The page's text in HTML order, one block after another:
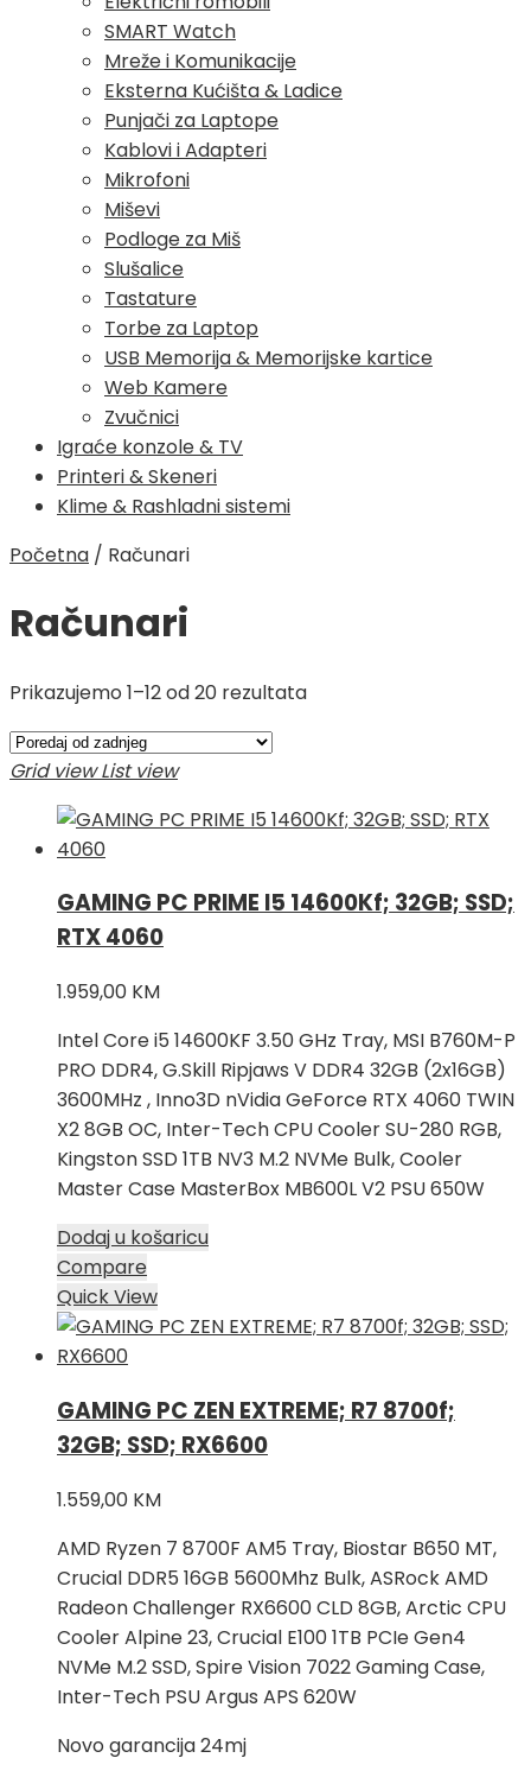
SMART Watch
Mreže i Komunikacije
Eksterna Kućišta & Ladice
Punjači za Laptope
Kablovi i Adapteri
Mikrofoni
Miševi
Podloge za Miš
Slušalice
Tastature
Torbe za Laptop
USB Memorija & Memorijske kartice
Web Kamere
Zvučnici
Igraće konzole & TV
Printeri & Skeneri
Klime & Rashladni sistemi
Početna / Računari
Računari
Prikazujemo 1–12 od 20 rezultataPoredano
Grid view List view
GAMING PC PRIME I5 14600Kf; 32GB; SSD;
RTX 4060
1.959,00 KM
Intel Core i5 14600KF 3.50 GHz Tray, MSI B760M-P
PRO DDR4, G.Skill Ripjaws V DDR4 32GB (2x16GB)
3600MHz , Inno3D nVidia GeForce RTX 4060 TWIN
X2 8GB OC, Inter-Tech CPU Cooler SU-280 RGB,
Kingston SSD 1TB NV3 M.2 NVMe Bulk, Cooler
Master Case MasterBox MB600L V2 PSU 650W
Dodaj u košaricu
Compare
Quick View
GAMING PC ZEN EXTREME; R7 8700f;
32GB; SSD; RX6600
1.559,00 KM
AMD Ryzen 7 8700F AM5 Tray, Biostar B650 MT,
Crucial DDR5 16GB 5600Mhz Bulk, ASRock AMD
Radeon Challenger RX6600 CLD 8GB, Arctic CPU
Cooler Alpine 23, Crucial E100 1TB PCIe Gen4
NVMe M.2 SSD, Spire Vision 7022 Gaming Case,
Inter-Tech PSU Argus APS 620W
Novo garancija 24mj